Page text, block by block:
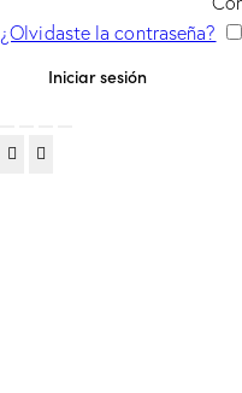
¿Olvidaste la contraseña?